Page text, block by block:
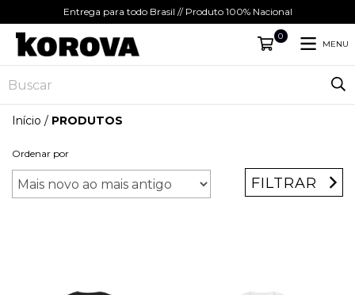
Entrega para todo Brasil // Produto 100% Nacional
0
MENU
Início / PRODUTOS
Ordenar por
FILTRAR